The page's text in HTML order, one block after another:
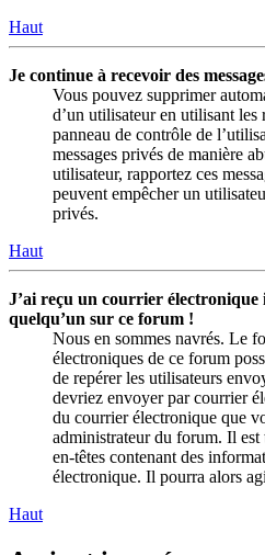
Haut
Je continue à recevoir des
Vous pouvez supprimer
d’un utilisateur en utilisant les
panneau de contrôle de
messages privés de manière
utilisateur, rapportez ces
peuvent empêcher un
privés.
Haut
J’ai reçu un courrier électronique
quelqu’un sur ce forum !
Nous en sommes navrés. Le
électroniques de ce forum
de repérer les utilisateurs
devriez envoyer par courrier
du courrier électronique que
administrateur du forum. Il
en-têtes contenant des
électronique. Il pourra alors
Haut